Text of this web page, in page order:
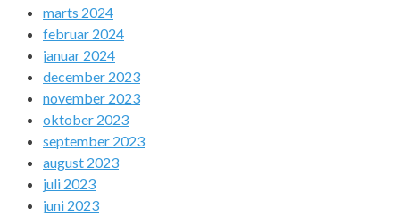
marts 2024
februar 2024
januar 2024
december 2023
november 2023
oktober 2023
september 2023
august 2023
juli 2023
juni 2023